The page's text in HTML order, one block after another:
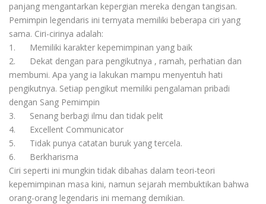
panjang mengantarkan kepergian mereka dengan tangisan.
Pemimpin legendaris ini ternyata memiliki beberapa ciri yang
sama. Ciri-cirinya adalah:
1. Memiliki karakter kepemimpinan yang baik
2. Dekat dengan para pengikutnya , ramah, perhatian dan
membumi. Apa yang ia lakukan mampu menyentuh hati
pengikutnya. Setiap pengikut memiliki pengalaman pribadi
dengan Sang Pemimpin
3. Senang berbagi ilmu dan tidak pelit
4. Excellent Communicator
5. Tidak punya catatan buruk yang tercela.
6. Berkharisma
Ciri seperti ini mungkin tidak dibahas dalam teori-teori
kepemimpinan masa kini, namun sejarah membuktikan bahwa
orang-orang legendaris ini memang demikian.